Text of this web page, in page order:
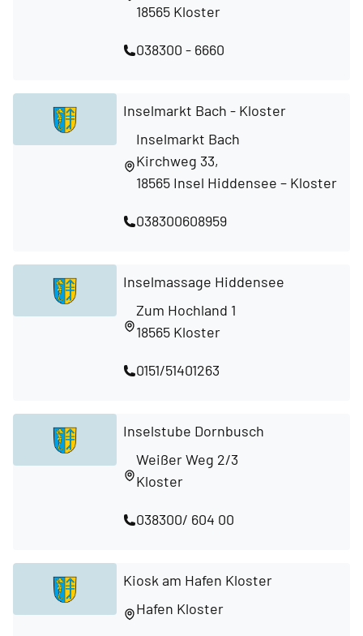
18565 Kloster
038300 - 6660
Inselmarkt Bach - Kloster
Inselmarkt Bach
Kirchweg 33,
18565 Insel Hiddensee – Kloster
038300608959
Inselmassage Hiddensee
Zum Hochland 1
18565 Kloster
0151/51401263
Inselstube Dornbusch
Weißer Weg 2/3
Kloster
038300/ 604 00
Kiosk am Hafen Kloster
Hafen Kloster